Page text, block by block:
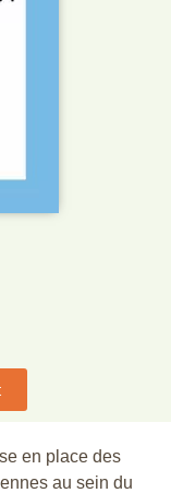
en place des
au sein du